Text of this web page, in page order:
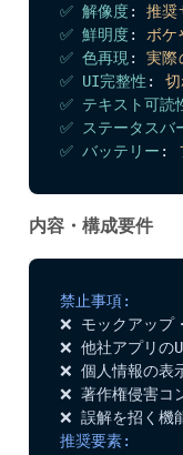
✅ 解像度:
推奨
✅ 鮮明度:
ボケ
✅ 色再現 :
実際
✅ UI完整性 :
✅ テキスト可読
✅ ステータスバ
✅ バッテリー :
内容・構成要件
禁止事項:
❌ モックアップ
❌ 他社アプリの
❌ 個人情報の表
❌ 著作権侵害コ
推奨要素: